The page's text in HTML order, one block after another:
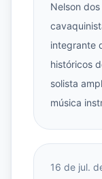
Nelson
integrante
históricos
solista
música
16 de jul.